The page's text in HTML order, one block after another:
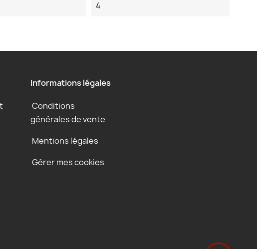
4
Informations légales
Conditions
générales de vente
Mentions légales
Gérer mes cookies